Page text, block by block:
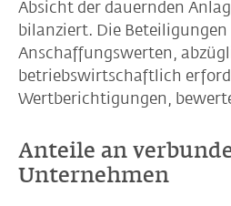
Absicht der dauernden
bilanziert. Die Beteiligungen
Anschaffungswerten,
betriebswirtschaftlich
Wertberichtigungen,
Anteile an
Unternehmen